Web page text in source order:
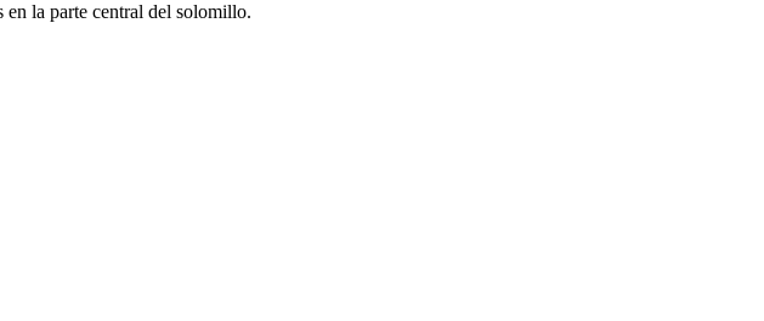
en la parte central del solomillo.